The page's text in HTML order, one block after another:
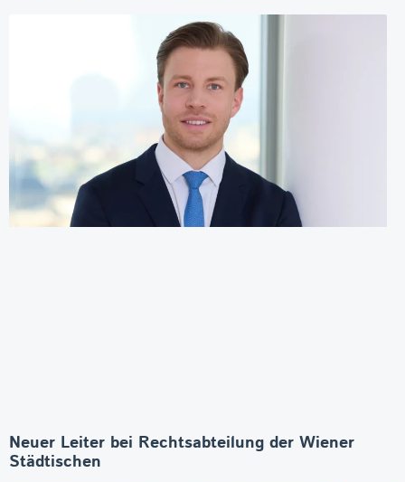
Neuer Leiter bei Rechtsabteilung der Wiener
Städtischen